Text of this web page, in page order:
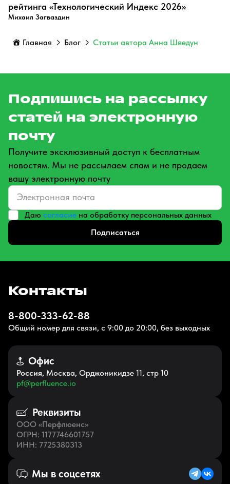
рейтинга «Технологический Индекс 2026»
Михаил Загваздин
Главная Блог Статьи автора Анна Шведун
Подпишись на рассылку
статей на электронную
почту
Получите эксклюзивный доступ к бесплатным
новостям. Мы не рассылаем спам и не продаем
вашу электронную почту
Даю согласие на обработку персональных данных
Подписаться
Контакты
8-800-333-62-88
Общий номер для связи, с 9:00 до 20:00, без выходных
Офис
Россия, Москва, Орджоникидзе 11, стр 10
pf@perfluence.io
Реквизиты
ООО «Перфлюенс»
ОГРН: 1177746601757
ИНН: 7725380313
Мы в соцсетях